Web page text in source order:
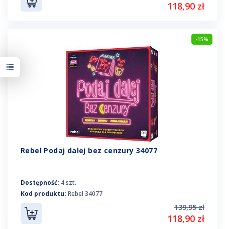
118,90 zł
-15%
Rebel Podaj dalej bez cenzury 34077
Dostępność: 4 szt.
Kod produktu: Rebel 34077
139,95 zł
118,90 zł